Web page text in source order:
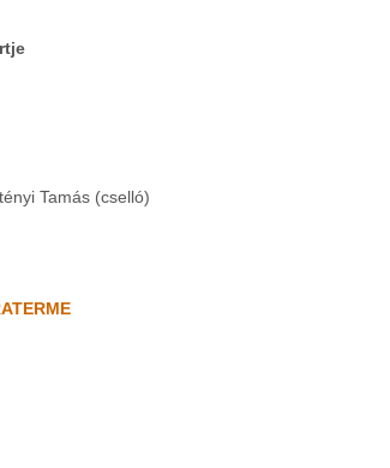
Tamás (cselló)